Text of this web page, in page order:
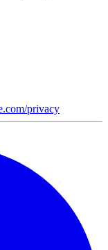
privacy